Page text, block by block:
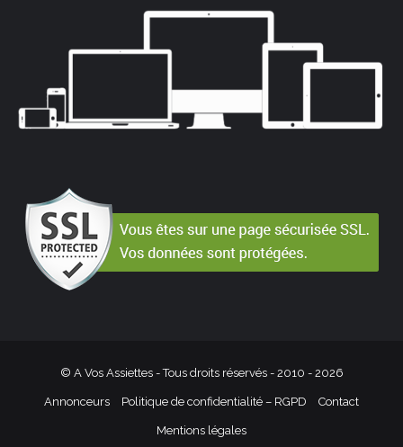
© A Vos Assiettes - Tous droits réservés - 2010 - 2026
Annonceurs Politique de confidentialité – RGPD Contact
Mentions légales